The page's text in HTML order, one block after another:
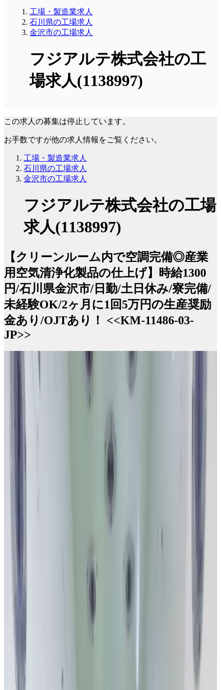
工場・製造業求人
石川県の工場求人
金沢市の工場求人
フジアルテ株式会社の工
場求人(1138997)
この求人の募集は停止しています。
お手数ですが他の求人情報をご覧ください。
工場・製造業求人
石川県の工場求人
金沢市の工場求人
フジアルテ株式会社の工場
求人(1138997)
【クリーンルーム内で空調完備◎産業
用空気清浄化製品の仕上げ】時給1300
円/石川県金沢市/日勤/土日休み/寮完備/
未経験OK/2ヶ月に1回5万円の生産奨励
金あり/OJTあり！ <<KM-11486-03-
JP>>